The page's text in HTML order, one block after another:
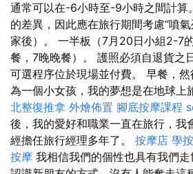
通常可以在-6小時至-9小時之間計算
的差異，因此應在旅行期間考慮“噴
家後）。 一半板（7月20日小組2-7
餐，7晚晚餐）。 護照必須自退貨之
可選程序位於現場並付費。 早餐，
為一個小女孩，我的夢想是在地球上
北整復推拿 外燴佈置 腳底按摩課程
後，我的愛好和職業一直在旅行，我
經擔任旅行經理多年了。 按摩店 學
按摩 我相信我們的個性也具有我們走